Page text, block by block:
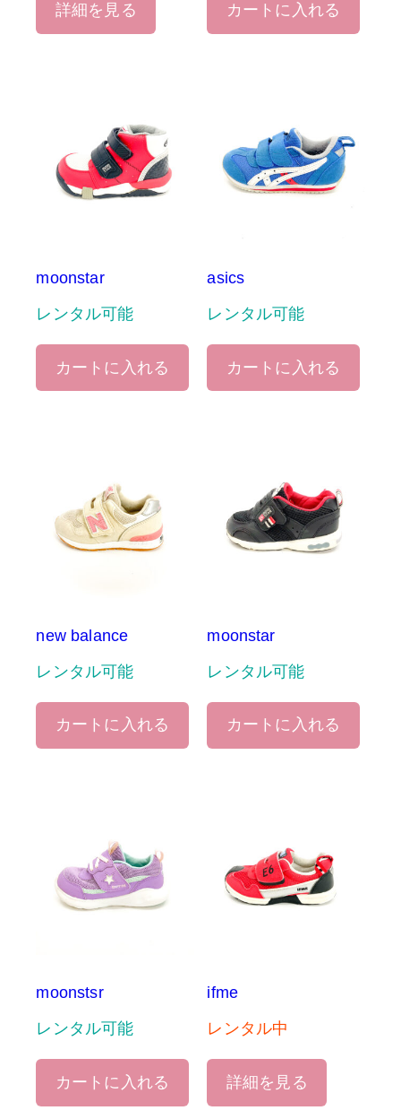
詳細を見る カートに入れる
moonstar
レンタル可能
カートに入れる
asics
レンタル可能
カートに入れる
new balance
レンタル可能
カートに入れる
moonstar
レンタル可能
カートに入れる
moonstsr
レンタル可能
カートに入れる
ifme
レンタル中
詳細を見る